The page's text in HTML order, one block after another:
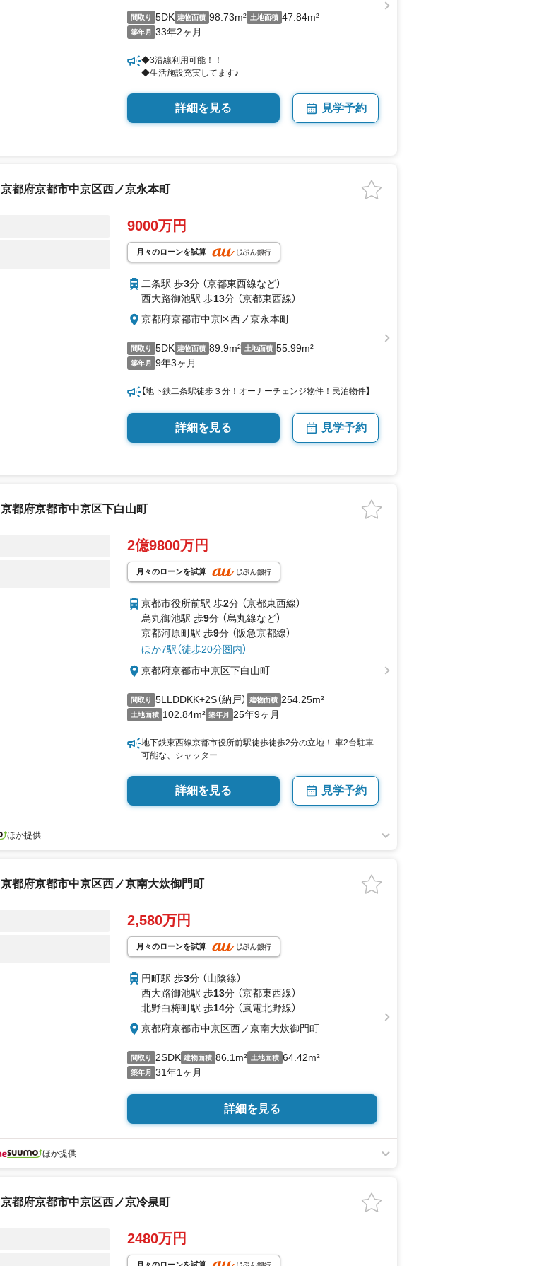
間取り 5DK 建物面積 98.73m² 土地面積 47.84m²
築年月 33年2ヶ月
◆3沿線利用可能！！
◆生活施設充実してます♪
詳細を見る 見学予約
京都府京都市中京区西ノ京永本町
9000万円
月々のローンを試算
二条駅 歩3分 （京都東西線など）
西大路御池駅 歩13分 （京都東西線）
京都府京都市中京区西ノ京永本町
間取り 5DK 建物面積 89.9m² 土地面積 55.99m²
築年月 9年3ヶ月
【地下鉄二条駅徒歩３分！オーナーチェンジ物件！民泊物件】
詳細を見る 見学予約
京都府京都市中京区下白山町
2億9800万円
月々のローンを試算
京都市役所前駅 歩2分 （京都東西線）
烏丸御池駅 歩9分 （烏丸線など）
京都河原町駅 歩9分 （阪急京都線）
ほか7駅（徒歩20分圏内）
京都府京都市中京区下白山町
間取り 5LLDDKK+2S（納戸） 建物面積 254.25m²
土地面積 102.84m² 築年月 25年9ヶ月
地下鉄東西線京都市役所前駅徒歩徒歩2分の立地！ 車2台駐車
可能な、シャッター
詳細を見る 見学予約
ほか提供
京都府京都市中京区西ノ京南大炊御門町
2,580万円
月々のローンを試算
円町駅 歩3分 （山陰線）
西大路御池駅 歩13分 （京都東西線）
北野白梅町駅 歩14分 （嵐電北野線）
京都府京都市中京区西ノ京南大炊御門町
間取り 2SDK 建物面積 86.1m² 土地面積 64.42m²
築年月 31年1ヶ月
詳細を見る
ほか提供
京都府京都市中京区西ノ京冷泉町
2480万円